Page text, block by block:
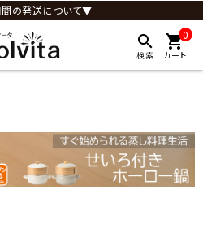
の発送について▼
search
検索
0
shopping_cart
カート